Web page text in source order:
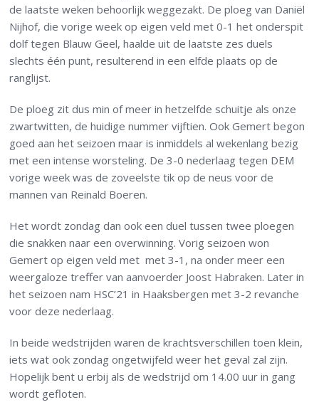
de laatste weken behoorlijk weggezakt. De ploeg van Daniël
Nijhof, die vorige week op eigen veld met 0-1 het onderspit
dolf tegen Blauw Geel, haalde uit de laatste zes duels
slechts één punt, resulterend in een elfde plaats op de
ranglijst.
De ploeg zit dus min of meer in hetzelfde schuitje als onze
zwartwitten, de huidige nummer vijftien. Ook Gemert begon
goed aan het seizoen maar is inmiddels al wekenlang bezig
met een intense worsteling. De 3-0 nederlaag tegen DEM
vorige week was de zoveelste tik op de neus voor de
mannen van Reinald Boeren.
Het wordt zondag dan ook een duel tussen twee ploegen
die snakken naar een overwinning. Vorig seizoen won
Gemert op eigen veld met met 3-1, na onder meer een
weergaloze treffer van aanvoerder Joost Habraken. Later in
het seizoen nam HSC’21 in Haaksbergen met 3-2 revanche
voor deze nederlaag.
In beide wedstrijden waren de krachtsverschillen toen klein,
iets wat ook zondag ongetwijfeld weer het geval zal zijn.
Hopelijk bent u erbij als de wedstrijd om 14.00 uur in gang
wordt gefloten.